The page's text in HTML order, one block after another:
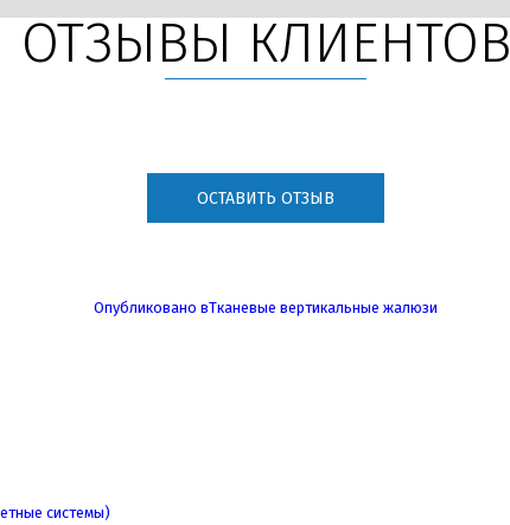
ОТЗЫВЫ КЛИЕНТОВ
ОСТАВИТЬ ОТЗЫВ
Опубликовано вТканевые вертикальные жалюзи
системы)